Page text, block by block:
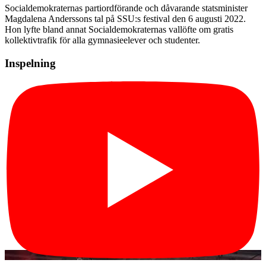
Socialdemokraternas partiordförande och dåvarande statsminister
Magdalena Anderssons tal på SSU:s festival den 6 augusti 2022.
Hon lyfte bland annat Socialdemokraternas vallöfte om gratis
kollektivtrafik för alla gymnasieelever och studenter.
Inspelning